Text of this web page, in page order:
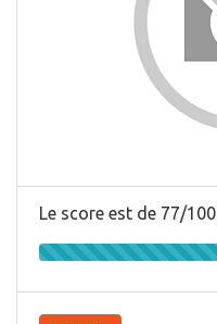
Le score est de 77/100